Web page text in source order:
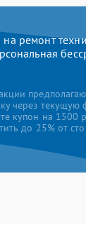
ремонт
через
купон на 1500
до 25% от